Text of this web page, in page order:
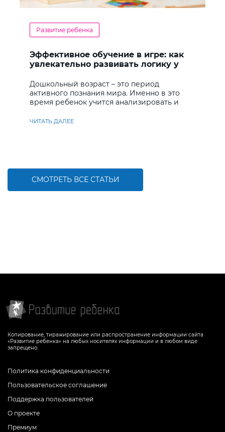
Развитие ребенка
Эффективное обучение в игре: как
увлекательно развивать логику у
Дошкольный возраст – это период
активного познания мира. Именно в это
время ребенок учится анализировать и
ЧИТАТЬ ДАЛЕЕ
СМОТРЕТЬ ВСЕ СТАТЬИ
Копирование, тиражирование или распространение информации сайта
«Развитие ребенка» на любых носителях информации и в любом виде
запрещено.
Политика конфиденциальности
Пользовательское соглашение
Поддержка пользователей
О проекте
Премиум